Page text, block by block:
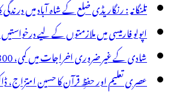
تلنگانہ : رنگاریڈی ضلع کے شاہ آباد میں درندگی کا ننگا ناچ،
اپولو فارمیسی میں ملازمتوں کے لیے درخواستیں مطلوب، 10 جولائی کو وقارآباد میں جاب میلہ،
شادی کے غیر ضروری اخراجات میں کمی، 300 مستحق طلبہ کے لیے تعلیمی امداد، عبدالمقیت چندا کا مثالی اقدام
عصری تعلیم اور حفظِ قرآن کا حسین